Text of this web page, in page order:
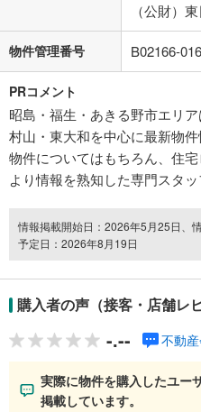
（公財）
物件管理番号 B02166-
PRコメント
昭島・福生・あきる野市エリ
村山・東大和を中心に最新物件
物件についてはもちろん、住
より情報を熟知した専門スタ
情報掲載開始日：2026年5月25日、
予定日：2026年8月19日
購入者の声（接客・店舗レ
-.-- 不動
実際に物件を購入したユー
掲載しています。